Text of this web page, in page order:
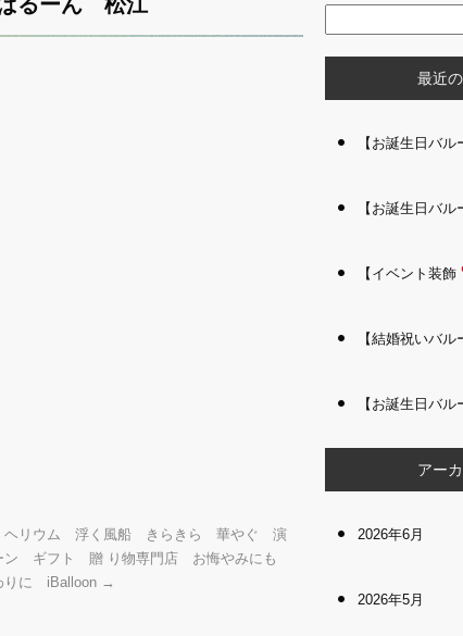
ヘリウム 浮く風船 きらきら 華やぐ 演
ン ギフト 贈 り物専門店 お悔やみにも
りに iBalloon →
最近
【お誕生日バル
【お誕生日バル
【イベント装飾
【結婚祝いバル
【お誕生日バル
アー
2026年6月
2026年5月